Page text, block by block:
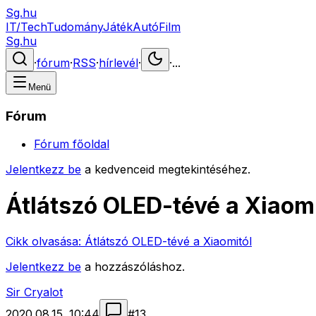
Sg.hu
IT/TechTudományJátékAutóFilm
Sg.hu
·fórum·RSS·hírlevél· ·...
Menü
Fórum
Fórum főoldal
Jelentkezz be a kedvenceid megtekintéséhez.
Átlátszó OLED-tévé a
Cikk olvasása: Átlátszó OLED-tévé a Xiaomitól
Jelentkezz be a hozzászóláshoz.
Sir Cryalot